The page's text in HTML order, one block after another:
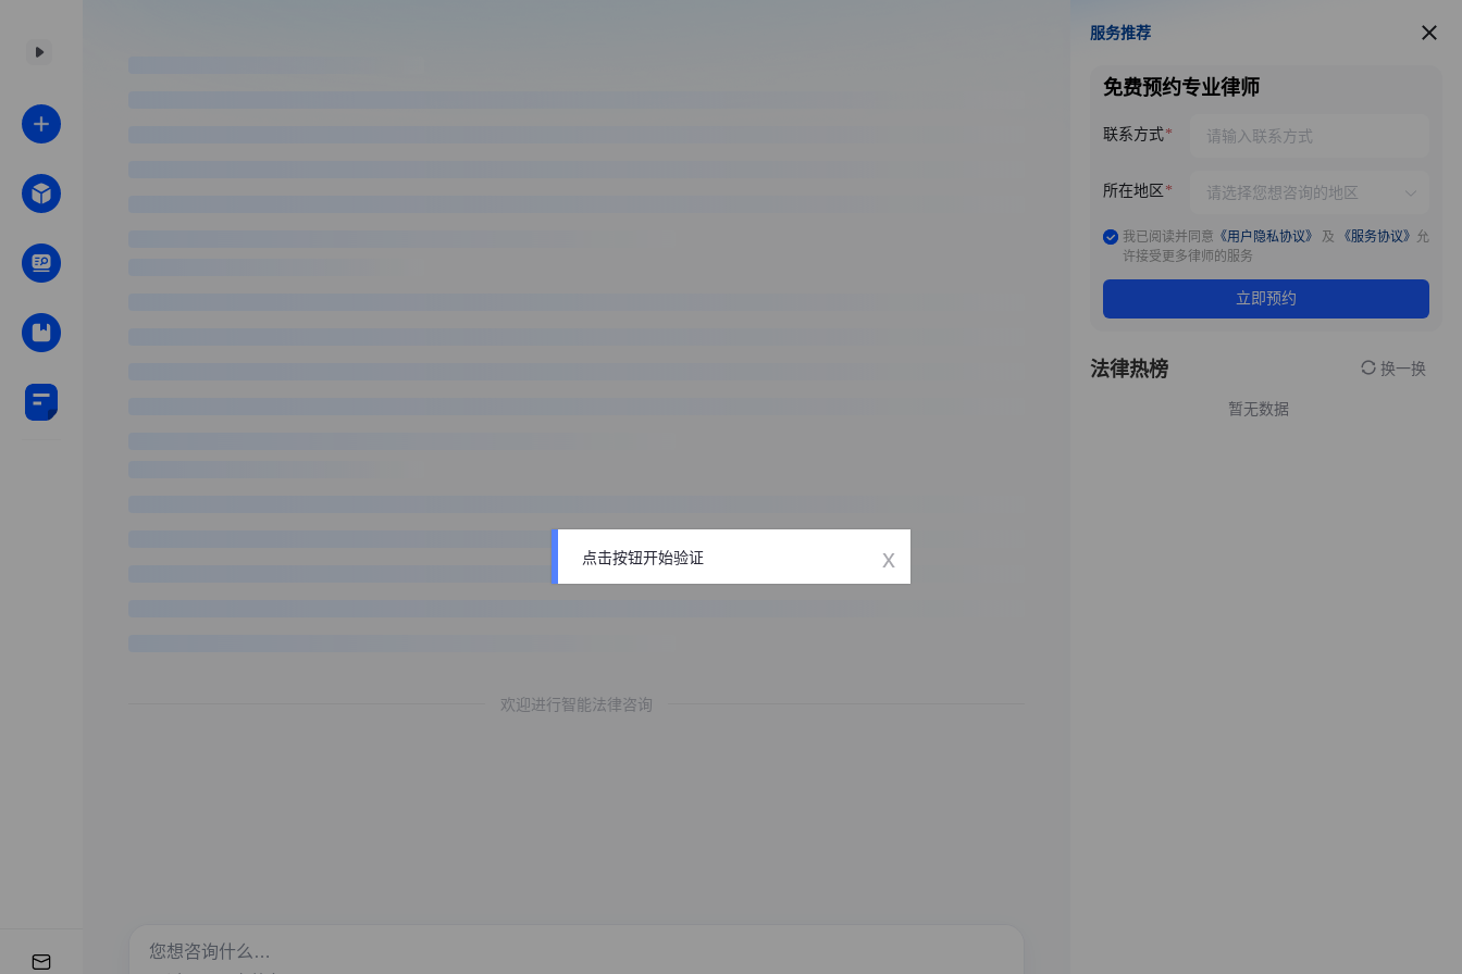
欢迎进行智能法律咨询
服务推荐
服务推荐
免费预约专业律师
联系方式
所在地区
我已阅读并同意 《用户隐私协议》 及 《服务协议》 允
许接受更多律师的服务
立即预约
法律热榜 换一换
暂无数据
点击按钮开始验证 x